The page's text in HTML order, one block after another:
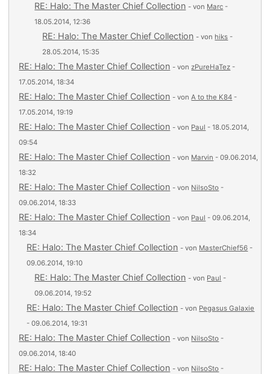
RE: Halo: The Master Chief Collection - von Marc -
18.05.2014, 12:36
RE: Halo: The Master Chief Collection - von hiks -
28.05.2014, 15:35
RE: Halo: The Master Chief Collection - vonzPureHaTez -
17.05.2014, 18:34
RE: Halo: The Master Chief Collection - vonA to the K84 -
17.05.2014, 19:19
RE: Halo: The Master Chief Collection - von Paul - 18.05.2014,
09:54
RE: Halo: The Master Chief Collection - von Marvin - 09.06.2014,
18:32
RE: Halo: The Master Chief Collection - von NilsoSto -
09.06.2014, 18:33
RE: Halo: The Master Chief Collection - von Paul - 09.06.2014,
18:34
RE: Halo: The Master Chief Collection - von MasterChief56 -
09.06.2014, 19:10
RE: Halo: The Master Chief Collection - von Paul -
09.06.2014, 19:52
RE: Halo: The Master Chief Collection - von Pegasus Galaxie
- 09.06.2014, 19:31
RE: Halo: The Master Chief Collection - von NilsoSto -
09.06.2014, 18:40
RE: Halo: The Master Chief Collection - von NilsoSto -